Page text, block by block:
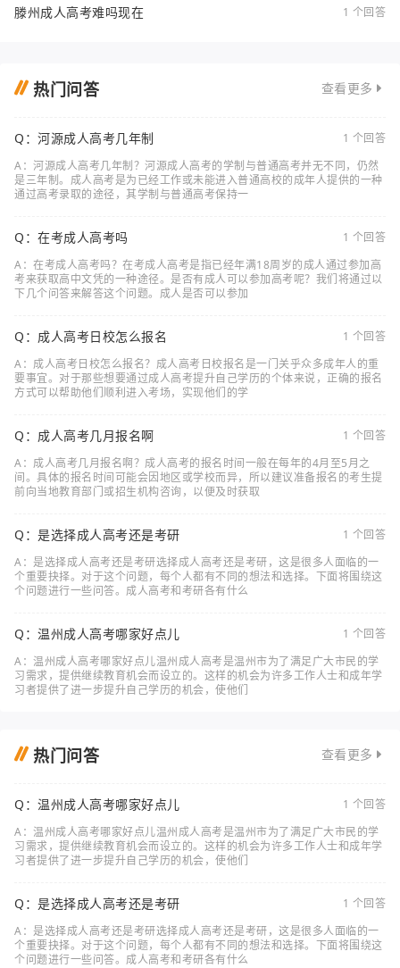
滕州成人高考难吗现在 1 个回答
热门问答 查看更多
Q：河源成人高考几年制
1 个回答
A：河源成人高考几年制？河源成人高考的学制与普通高考并无不同，仍然
是三年制。成人高考是为已经工作或未能进入普通高校的成年人提供的一种
通过高考录取的途径，其学制与普通高考保持一
Q：在考成人高考吗
1 个回答
A：在考成人高考吗？在考成人高考是指已经年满18周岁的成人通过参加高
考来获取高中文凭的一种途径。是否有成人可以参加高考呢？我们将通过以
下几个问答来解答这个问题。成人是否可以参加
Q：成人高考日校怎么报名
1 个回答
A：成人高考日校怎么报名？成人高考日校报名是一门关乎众多成年人的重
要事宜。对于那些想要通过成人高考提升自己学历的个体来说，正确的报名
方式可以帮助他们顺利进入考场，实现他们的学
Q：成人高考几月报名啊
1 个回答
A：成人高考几月报名啊？成人高考的报名时间一般在每年的4月至5月之
间。具体的报名时间可能会因地区或学校而异，所以建议准备报名的考生提
前向当地教育部门或招生机构咨询，以便及时获取
Q：是选择成人高考还是考研
1 个回答
A：是选择成人高考还是考研选择成人高考还是考研，这是很多人面临的一
个重要抉择。对于这个问题，每个人都有不同的想法和选择。下面将围绕这
个问题进行一些问答。成人高考和考研各有什么
Q：温州成人高考哪家好点儿
1 个回答
A：温州成人高考哪家好点儿温州成人高考是温州市为了满足广大市民的学
习需求，提供继续教育机会而设立的。这样的机会为许多工作人士和成年学
习者提供了进一步提升自己学历的机会，使他们
热门问答 查看更多
Q：温州成人高考哪家好点儿
1 个回答
A：温州成人高考哪家好点儿温州成人高考是温州市为了满足广大市民的学
习需求，提供继续教育机会而设立的。这样的机会为许多工作人士和成年学
习者提供了进一步提升自己学历的机会，使他们
Q：是选择成人高考还是考研
1 个回答
A：是选择成人高考还是考研选择成人高考还是考研，这是很多人面临的一
个重要抉择。对于这个问题，每个人都有不同的想法和选择。下面将围绕这
个问题进行一些问答。成人高考和考研各有什么